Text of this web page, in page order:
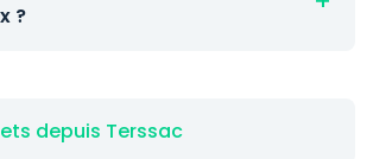
?
depuis Terssac